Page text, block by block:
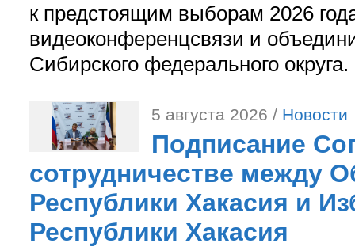
к предстоящим выборам 2026
видеоконференцсвязи и
Сибирского федерального округа.
5 августа 2026 / Новости
Подписание
сотрудничестве между
Республики Хакасия и
Республики Хакасия